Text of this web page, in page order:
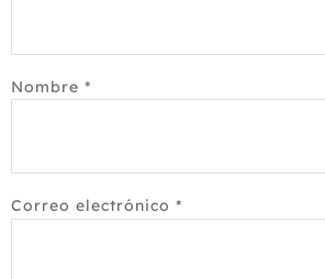
Nombre *
Correo electrónico *